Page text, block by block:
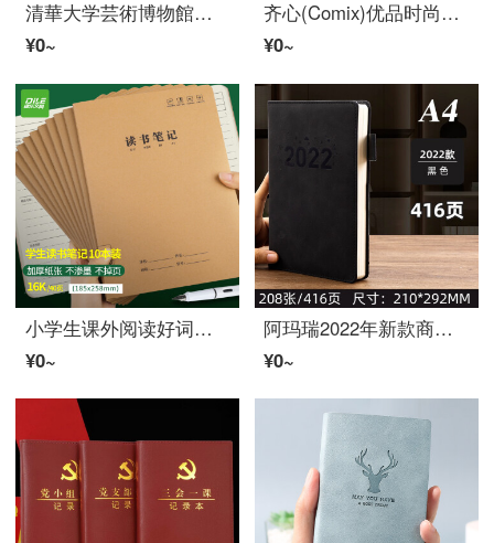
清華大学芸術博物館連名KACO活页本B 5ノット子26孔40枚手帳付索引页1本装K 1317
¥0~
齐心(Comix)优品时尚笔记本/手帐A 5/122张樱花粉C 5903
¥0~
小学生课外阅读好词好句中学生高校生日积月累B 5牛皮纸笔记子(10册装)4115-B 5
¥0~
阿玛瑞2022年新款商务事务加厚册a 5学生简约笔托子大号手帐超厚工作会议记录本カスタマイズ可印logo A 4深黒-416页
¥0~